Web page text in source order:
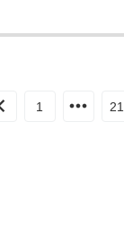
1 21